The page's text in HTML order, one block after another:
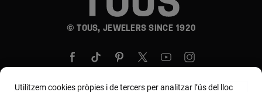
© TOUS, JEWELERS SINCE 1920
Utilitzem cookies pròpies i de tercers per analitzar l’ús del lloc